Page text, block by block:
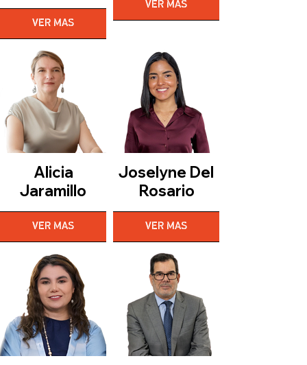
VER MAS
VER MAS
Alicia
Jaramillo
VER MAS
Joselyne Del
Rosario
VER MAS